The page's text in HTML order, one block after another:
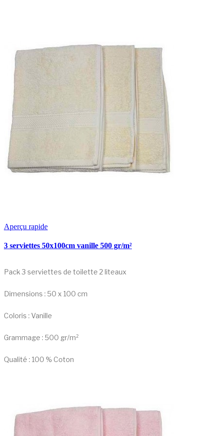
Aperçu rapide
3 serviettes 50x100cm vanille 500 gr/m²
Pack 3 serviettes de toilette 2 liteaux
Dimensions : 50 x 100 cm
Coloris : Vanille
Grammage : 500 gr/m²
Qualité : 100 % Coton